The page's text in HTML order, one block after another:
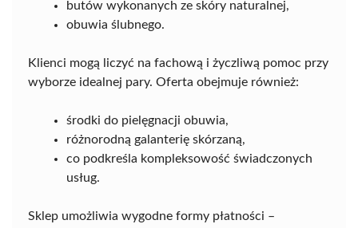
butów wykonanych ze skóry naturalnej,
obuwia ślubnego.
Klienci mogą liczyć na fachową i życzliwą pomoc przy
wyborze idealnej pary. Oferta obejmuje również:
środki do pielęgnacji obuwia,
różnorodną galanterię skórzaną,
co podkreśla kompleksowość świadczonych
usług.
Sklep umożliwia wygodne formy płatności –